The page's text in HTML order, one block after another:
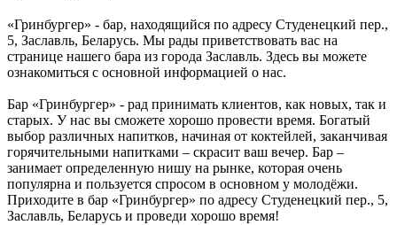
«Гринбургер» - бар, находящийся по адресу Студенецкий пер.,
5, Заславль, Беларусь. Мы рады приветствовать вас на
странице нашего бара из города Заславль. Здесь вы можете
ознакомиться с основной информацией о нас.
Бар «Гринбургер» - рад принимать клиентов, как новых, так и
старых. У нас вы сможете хорошо провести время. Богатый
выбор различных напитков, начиная от коктейлей, заканчивая
горячительными напитками – скрасит ваш вечер. Бар –
занимает определенную нишу на рынке, которая очень
популярна и пользуется спросом в основном у молодёжи.
Приходите в бар «Гринбургер» по адресу Студенецкий пер., 5,
Заславль, Беларусь и проведи хорошо время!